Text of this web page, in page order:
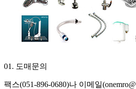
01. 도매문의
팩스(051-896-0680)나 이메일